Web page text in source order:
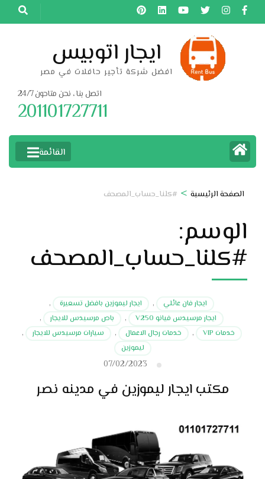
تخطى
إلى
ايجار اتوبيس
افضل شركة تأجير حافلات في مصر
اتصل بنا ، نحن متاحون 24/7
201101727711
القائمة
الصفحة الرئيسية > #كلنا_حساب_المصحف
الوسم:
#كلنا_حساب_المصحف
ايجار فان عائلي , ايجار ليموزين بافضل تسعيرة
,
ايجار مرسيدس فيانو V250
, باص مرسيدس للايجار
,
خدمات VIP
, خدمات رجال الاعمال , سيارات مرسيدس للايجار
,
ليموزين
07/02/2023
مكتب ايجار ليموزين في مدينه نصر